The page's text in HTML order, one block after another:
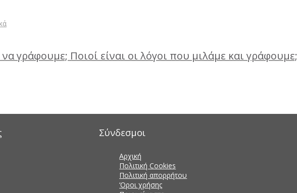
γράφουμε; Ποιοί είναι οι λόγοι που μιλάμε και γράφουμε;
Σύνδεσμοι
Αρχική
Πολιτική Cookies
Πολιτική απορρήτου
‘Οροι χρήσης